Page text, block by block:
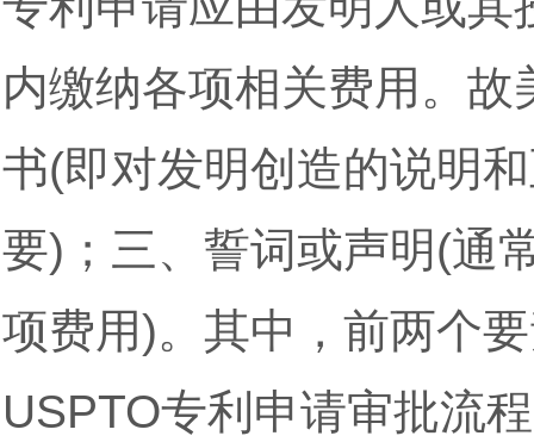
内缴纳各项相关费用。
书(即对发明创造的说明
要)；三、誓词或声明(通
项费用)。其中，前两个
USPTO专利申请审批流